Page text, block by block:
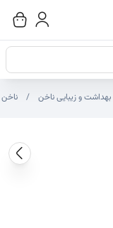
بهداشت و زیبایی ناخن ناخن